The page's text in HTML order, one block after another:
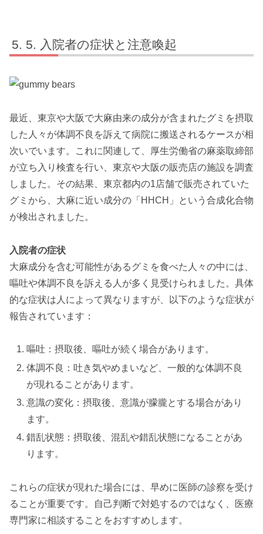
5. 入院者の症状と注意喚起
最近、東京や大阪で大麻由来の成分が含まれたグミを摂取
した人々が体調不良を訴えて病院に搬送されるケースが相
次いでいます。これに関連して、厚生労働省の麻薬取締部
が立ち入り検査を行い、東京や大阪の販売店の施設を調査
しました。その結果、東京都内の1店舗で販売されていた
グミから、大麻に近い成分の「HHCH」という合成化合物
が検出されました。
入院者の症状
大麻成分を含む可能性があるグミを食べた人々の中には、
嘔吐や体調不良を訴える人が多く見受けられました。具体
的な症状は人によって異なりますが、以下のような症状が
報告されています：
嘔吐：摂取後、嘔吐が続く場合があります。
体調不良：吐き気やめまいなど、一般的な体調不良
が現れることがあります。
意識の変化：摂取後、意識が朦朧とする場合があり
ます。
錯乱状態：摂取後、混乱や錯乱状態になることがあ
ります。
これらの症状が現れた場合には、早めに医師の診察を受け
ることが重要です。自己判断で対処するのではなく、医療
専門家に相談することをおすすめします。